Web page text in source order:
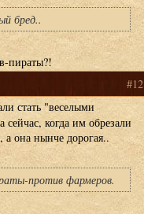
бред..
пираты?!
#12
стать "веселыми
когда им обрезали
она нынче дорогая..
против фармеров.